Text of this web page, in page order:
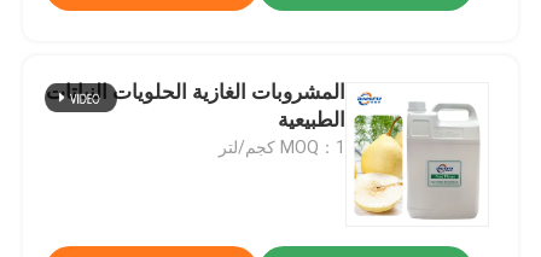
أخبار
نكهات الجوهر الغذائي
نكهة ورائحة
نكهة اصطناعية
المشروبات الغازية الحلويات النباتات
الطبيعية
MOQ：1 كجم/لتر